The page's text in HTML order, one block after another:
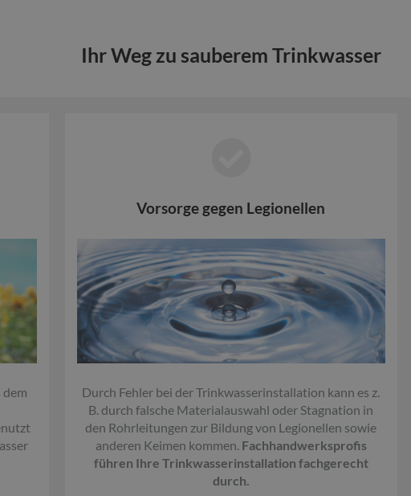
Ihr Weg zu sauberem Trinkwasser
Vorsorge gegen Legionellen
Durch Fehler bei der Trinkwasserinstallation kann es z.
B. durch falsche Materialauswahl oder Stagnation in
den Rohrleitungen zur Bildung von Legionellen sowie
anderen Keimen kommen. Fachhandwerksprofis
führen Ihre Trinkwasserinstallation fachgerecht
durch.